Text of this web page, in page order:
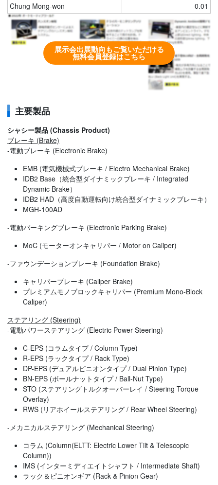
Chung Mong-won
0.01
展示会出展動向もご覧いただける
無料会員登録はこちら
主要製品
シャシー製品 (Chassis Product)
ブレーキ (Brake)
-電動ブレーキ (Electronic Brake)
EMB (電気機械式ブレーキ / Electro Mechanical Brake)
IDB2 Base（統合型ダイナミックブレーキ / Integrated
Dynamic Brake）
IDB2 HAD（高度自動運転向け統合型ダイナミックブレーキ）
MGH-100AD
-電動パーキングブレーキ (Electronic Parking Brake)
MoC (モーターオンキャリパー / Motor on Caliper)
-ファウンデーションブレーキ (Foundation Brake)
キャリパーブレーキ (Caliper Brake)
プレミアムモノブロックキャリパー (Premium Mono-Block
Caliper)
ステアリング (Steering)
-電動パワーステアリング (Electric Power Steering)
C-EPS (コラムタイプ / Column Type)
R-EPS (ラックタイプ / Rack Type)
DP-EPS (デュアルピニオンタイプ / Dual Pinion Type)
BN-EPS (ボールナットタイプ / Ball-Nut Type)
STO (ステアリングトルクオーバーレイ / Steering Torque
Overlay)
RWS (リアホイールステアリング / Rear Wheel Steering)
-メカニカルステアリング (Mechanical Steering)
コラム (Column(ELTT: Electric Lower Tilt & Telescopic
Column))
IMS (インターミディエイトシャフト / Intermediate Shaft)
ラック＆ピニオンギア (Rack & Pinion Gear)